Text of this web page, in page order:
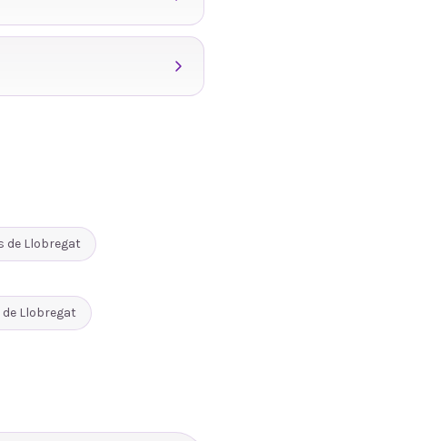
de Llobregat
de Llobregat